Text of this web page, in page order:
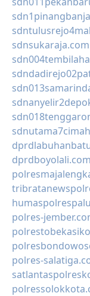
sdnsukaraja.com
dprdboyolali.com
polres-
polres-